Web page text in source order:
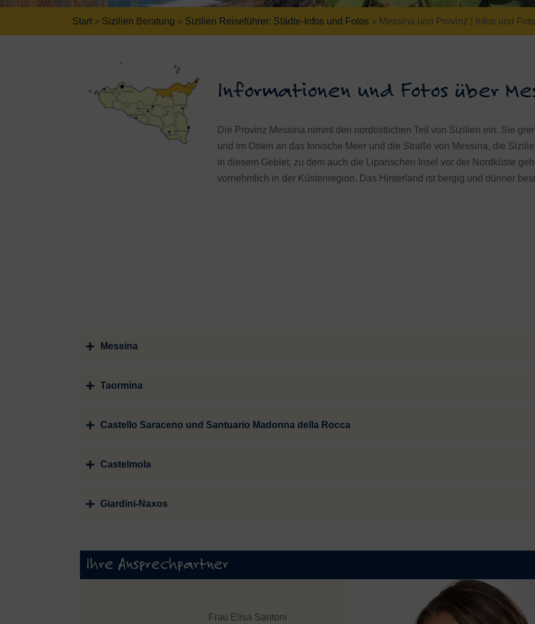
Start» Sizilien Beratung » Sizilien Reiseführer: Städte-Infos und Fotos» Messina und Provinz | Infos und
Informationen und Fotos über
Die Provinz Messina nimmt den nordöstlichen Teil von Sizilien ein. Sie
und im Osten an das Ionische Meer und die Straße von Messina, die
in diesem Gebiet, zu dem auch die Liparischen Insel vor der Nordküste
vornehmlich in der Küstenregion. Das Hinterland ist bergig und dünner
Messina
Taormina
Castello Saraceno und Santuario Madonna della Rocca
Castelmola
Giardini-Naxos
Ihre Ansprechpartner
Frau Elisa Santoni